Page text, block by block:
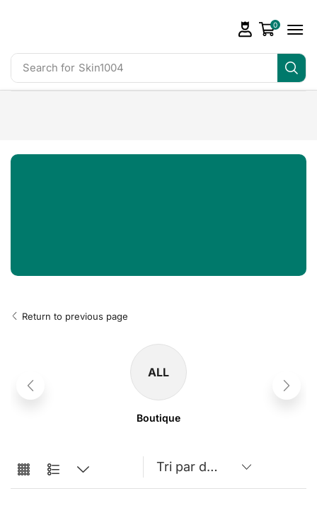
Search for Skin1004
0
Return to previous page
ALL
Boutique